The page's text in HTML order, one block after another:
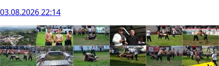
03.08.2026 22:14